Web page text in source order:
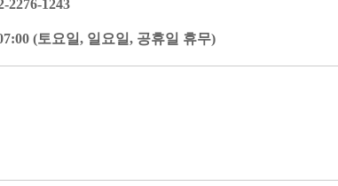
2276-1243
(토요일, 일요일, 공휴일 휴무)